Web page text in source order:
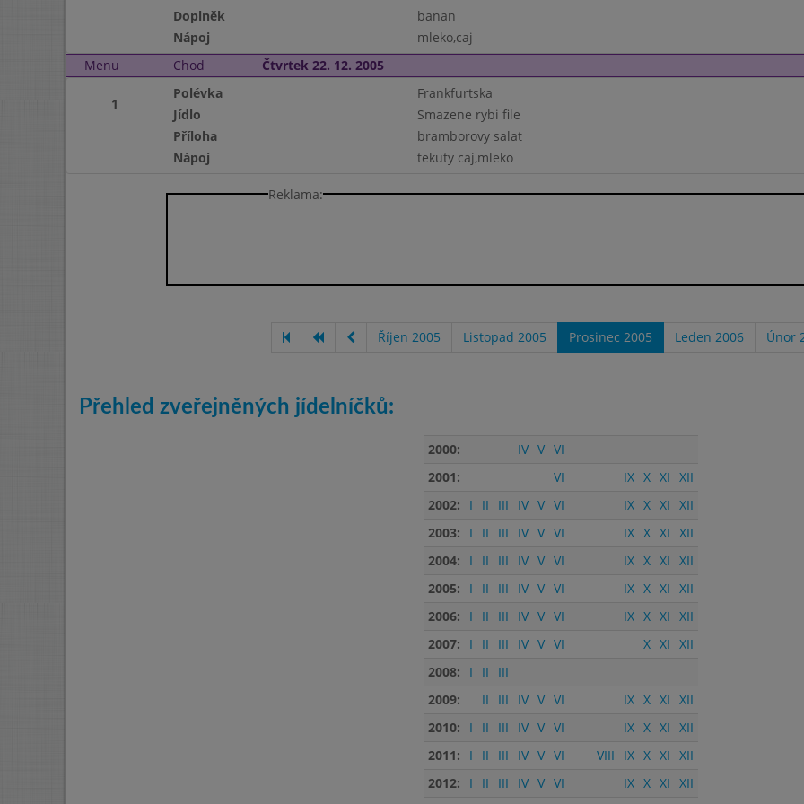
Doplněk
banan
Nápoj
mleko,caj
Menu
Chod Čtvrtek 22. 12. 2005
1
Polévka
Frankfurtska
Jídlo
Smazene rybi file
Příloha
bramborovy salat
Nápoj
tekuty caj,mleko
Reklama:
Říjen 2005 Listopad 2005 Prosinec 2005 Leden 2006 Únor
Přehled zveřejněných jídelníčků:
2000: IV V VI
2001:
VI IX X XI XII
2002:
I II III IV V VI IX X XI XII
2003:
I II III IV V VI IX X XI XII
2004:
I II III IV V VI IX X XI XII
2005:
I II III IV V VI IX X XI XII
2006:
I II III IV V VI IX X XI XII
2007:
I II III IV V VI X XI XII
2008:
I II
III
2009:
II III IV V VI IX X XI XII
2010:
I II III IV V VI IX X XI XII
2011:
I II III IV V VI VIII IX X XI XII
2012:
I II III IV V VI IX X XI XII